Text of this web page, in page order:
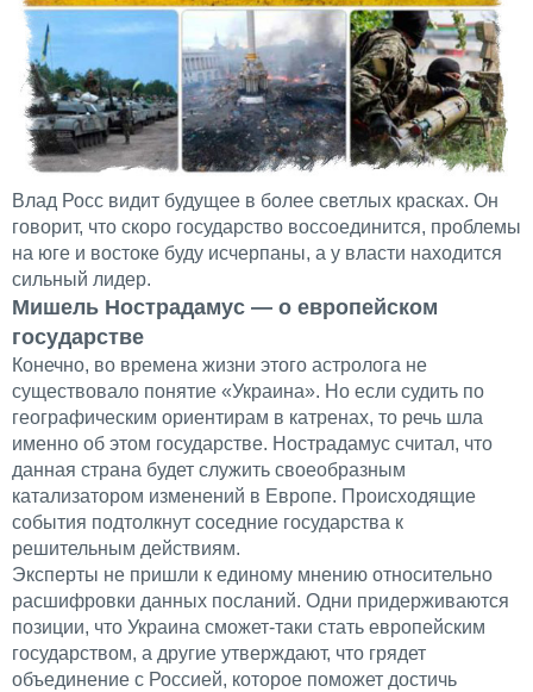
Влад Росс видит будущее в более светлых красках. Он
говорит, что скоро государство воссоединится, проблемы
на юге и востоке буду исчерпаны, а у власти находится
сильный лидер.
Мишель Нострадамус — о европейском
государстве
Конечно, во времена жизни этого астролога не
существовало понятие «Украина». Но если судить по
географическим ориентирам в катренах, то речь шла
именно об этом государстве. Нострадамус считал, что
данная страна будет служить своеобразным
катализатором изменений в Европе. Происходящие
события подтолкнут соседние государства к
решительным действиям.
Эксперты не пришли к единому мнению относительно
расшифровки данных посланий. Одни придерживаются
позиции, что Украина сможет-таки стать европейским
государством, а другие утверждают, что грядет
объединение с Россией, которое поможет достичь